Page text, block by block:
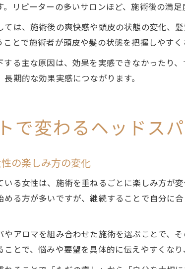
リピーターの多いサロンほど、施術後の満
ては、施術後の爽快感や頭皮の状態の変化、
とで施術者が頭皮や髪の状態を把握しやす
る主な原因は、効果を実感できなかったり
期的な効果実感につながります。
で変わるヘッドス
の楽しみ方の変化
る女性は、施術を重ねるごとに楽しみ方が
める方が多いですが、継続することで自分に
アロマを組み合わせた施術を選ぶことで、
とで、悩みや要望を具体的に伝えやすくな